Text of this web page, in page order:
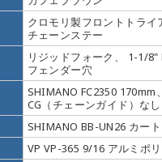
クロモリ製フロントトラ
チェーンステー
リジッドフォーク、 1-1/8"
フェンダー穴
SHIMANO FC2350 170mm
CG（チェーンガイド）なし
SHIMANO BB-UN26 カー
VP VP-365 9/16 アルミポ